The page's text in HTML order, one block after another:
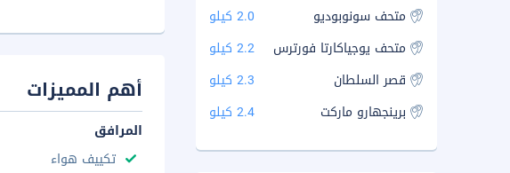
أهم المميزات
المرافق
تكييف هواء
متحف سونوبوديو
2.0 كيلو
متحف يوجياكارتا فورترس
2.2 كيلو
قصر السلطان
2.3 كيلو
برينجهارو ماركت
2.4 كيلو